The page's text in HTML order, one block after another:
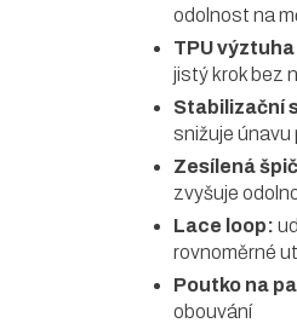
odolnost na
TPU
jistý krok bez
Stabilizační
snižuje únavu
Zesílená
zvyšuje
Lace loop:
rovnoměrné
Poutko na
obouvání